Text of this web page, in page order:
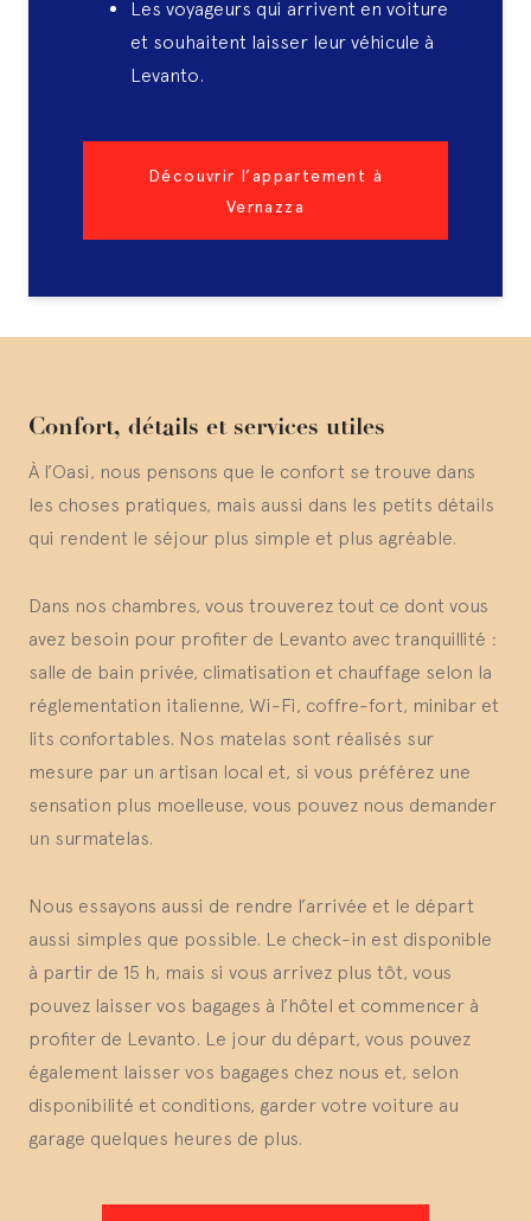
Les voyageurs qui arrivent en voiture
et souhaitent laisser leur véhicule à
Levanto.
Découvrir l’appartement à
Vernazza
Confort, détails et services utiles
À l’Oasi, nous pensons que le confort se trouve dans
les choses pratiques, mais aussi dans les petits détails
qui rendent le séjour plus simple et plus agréable.
Dans nos chambres, vous trouverez tout ce dont vous
avez besoin pour profiter de Levanto avec tranquillité :
salle de bain privée, climatisation et chauffage selon la
réglementation italienne, Wi-Fi, coffre-fort, minibar et
lits confortables. Nos matelas sont réalisés sur
mesure par un artisan local et, si vous préférez une
sensation plus moelleuse, vous pouvez nous demander
un surmatelas.
Nous essayons aussi de rendre l’arrivée et le départ
aussi simples que possible. Le check-in est disponible
à partir de 15 h, mais si vous arrivez plus tôt, vous
pouvez laisser vos bagages à l’hôtel et commencer à
profiter de Levanto. Le jour du départ, vous pouvez
également laisser vos bagages chez nous et, selon
disponibilité et conditions, garder votre voiture au
garage quelques heures de plus.